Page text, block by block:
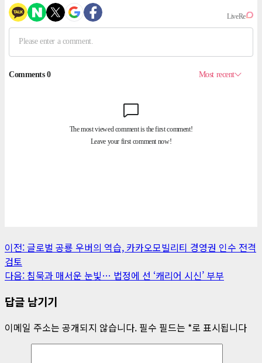
게
시
내
비
이전:글로벌 공룡 우버의 역습, 카카오모빌리티 경영권 인수 전격
검토
다음: 침묵과 매서운 눈빛… 법정에 선 ‘캐리어 시신’ 부부
답글 남기기
이메일 주소는 공개되지 않습니다. 필수 필드는 *로 표시됩니다